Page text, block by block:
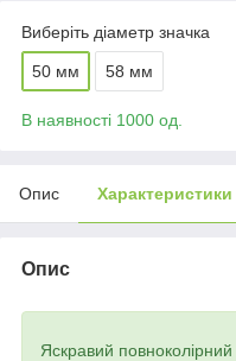
Виберіть діаметр значка
50 мм 58 мм
В наявності 1000 од.
Опис Характеристики
Опис
Яскравий